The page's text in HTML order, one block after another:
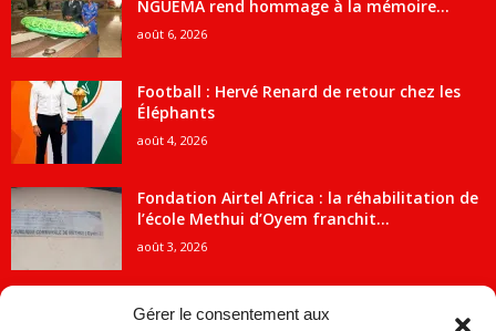
Gérer le consentement aux
NGUEMA rend hommage à la mémoire...
août 6, 2026
Football : Hervé Renard de retour chez les
Éléphants
août 4, 2026
Fondation Airtel Africa : la réhabilitation de
l’école Methui d’Oyem franchit...
août 3, 2026